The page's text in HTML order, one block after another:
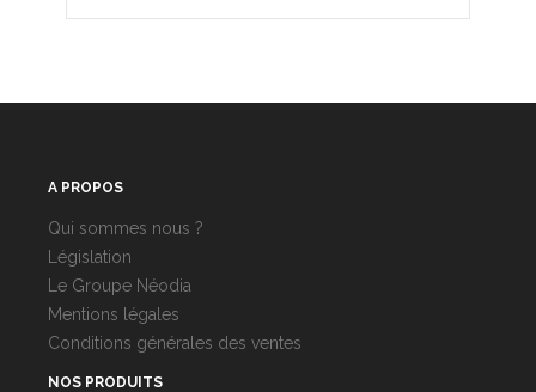
A PROPOS
Qui sommes nous ?
Législation
Le Groupe Néodia
Mentions légales
Conditions générales des ventes
NOS PRODUITS